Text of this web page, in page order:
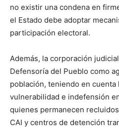
no existir una condena en
el Estado debe adoptar
participación electoral.
Además, la corporación
Defensoría del Pueblo como
población, teniendo en cuenta
vulnerabilidad e indefensión
quienes permanecen
CAI y centros de detención